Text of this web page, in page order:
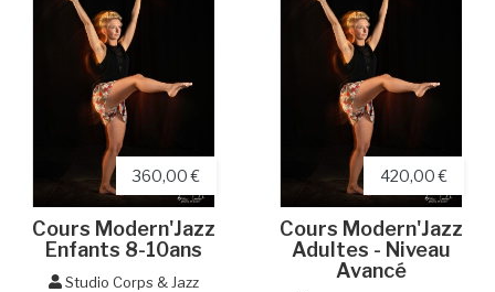
360,00 €
Cours Modern'Jazz
Enfants 8-10ans
Studio Corps & Jazz
420,00 €
Cours Modern'Jazz
Adultes - Niveau
Avancé